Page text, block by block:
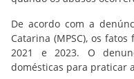
De acordo com a
Catarina (MPSC), os
2021 e 2023. O
domésticas para praticar